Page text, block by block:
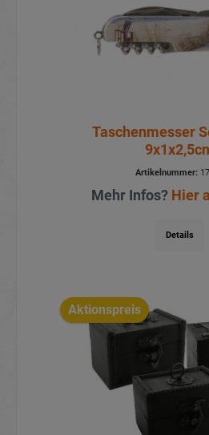
Taschenmesser
Artikelnummer:
Mehr Infos? Hier
Details
Aktionspreis